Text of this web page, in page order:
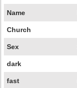
Name
Church
Sex
dark
fast